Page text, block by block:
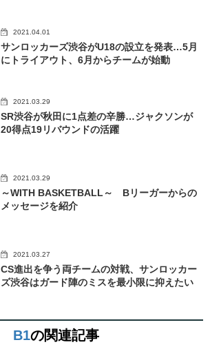
2021.04.01
サンロッカーズ渋谷がU18の設立を発表…5月
にトライアウト、6月からチームが始動
2021.03.29
SR渋谷が秋田に1点差の辛勝…ジャクソンが
20得点19リバウンドの活躍
2021.03.29
～WITH BASKETBALL～ Bリーガーからの
メッセージを紹介
2021.03.27
CS進出を争う両チームの対戦、サンロッカー
ズ渋谷はガード陣のミスを最小限に抑えたい
B1の関連記事